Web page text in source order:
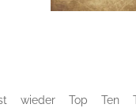
wieder Top